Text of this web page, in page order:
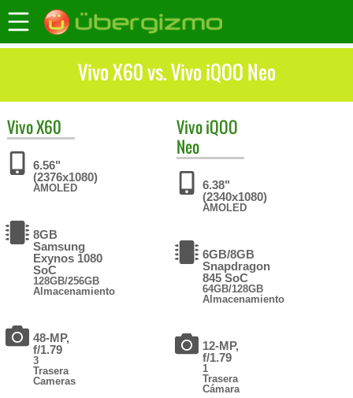
Vivo X60 vs. Vivo iQOO Neo
VivoX60
6.56"
(2376x1080)
AMOLED
8GB
Samsung
Exynos 1080
SoC
128GB/256GB
Almacenamiento
48-MP,
f/1.79
3
Trasera
Cameras
VivoiQOO
Neo
6.38"
(2340x1080)
AMOLED
6GB/8GB
Snapdragon
845 SoC
64GB/128GB
Almacenamiento
12-MP,
f/1.79
1
Trasera
Cámara